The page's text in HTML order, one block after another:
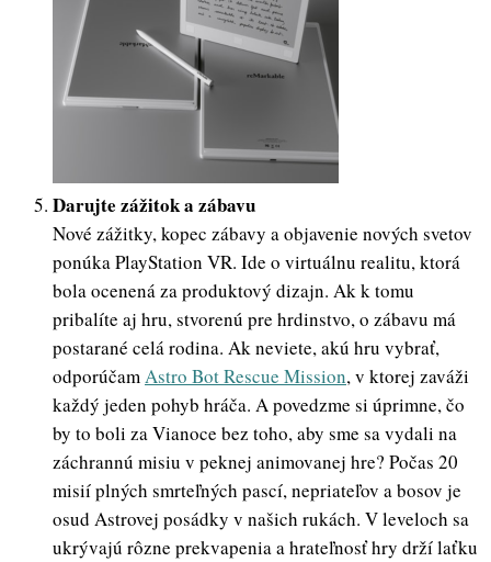
Darujte zážitok a zábavu
Nové zážitky, kopec zábavy a objavenie nových svetov
ponúka PlayStation VR. Ide o virtuálnu realitu, ktorá
bola ocenená za produktový dizajn. Ak k tomu
pribalíte aj hru, stvorenú pre hrdinstvo, o zábavu má
postarané celá rodina. Ak neviete, akú hru vybrať,
odporúčamAstro Bot Rescue Mission, v ktorej zaváži
každý jeden pohyb hráča. A povedzme si úprimne, čo
by to boli za Vianoce bez toho, aby sme sa vydali na
záchrannú misiu v peknej animovanej hre? Počas 20
misií plných smrteľných pascí, nepriateľov a bosov je
osud Astrovej posádky v našich rukách. V leveloch sa
ukrývajú rôzne prekvapenia a hrateľnosť hry drží laťku